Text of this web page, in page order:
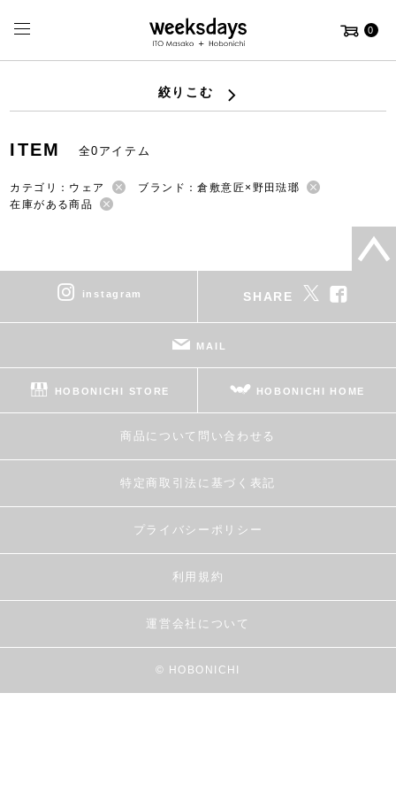
0
絞りこむ
ITEM 全0アイテム
カテゴリ：ウェア
ブランド：倉敷意匠×野田琺瑯
在庫がある商品
instagram SHARE
MAIL
HOBONICHI STORE HOBONICHI HOME
商品について問い合わせる
特定商取引法に基づく表記
プライバシーポリシー
利用規約
運営会社について
© HOBONICHI